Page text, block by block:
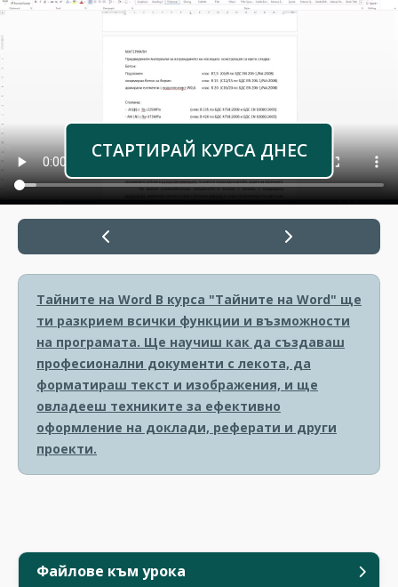
Файлове към урока
СТАРТИРАЙ КУРСА ДНЕС
Тайните на Word В курса "Тайните на Word" ще
ти разкрием всички функции и възможности
на програмата. Ще научиш как да създаваш
професионални документи с лекота, да
форматираш текст и изображения, и ще
овладееш техниките за ефективно
оформление на доклади, реферати и други
проекти.